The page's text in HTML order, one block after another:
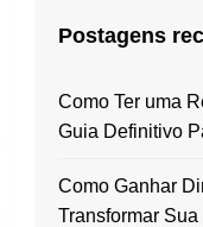
Postagens
Como Ter uma
Guia Definitivo
Como Ganhar
Transformar